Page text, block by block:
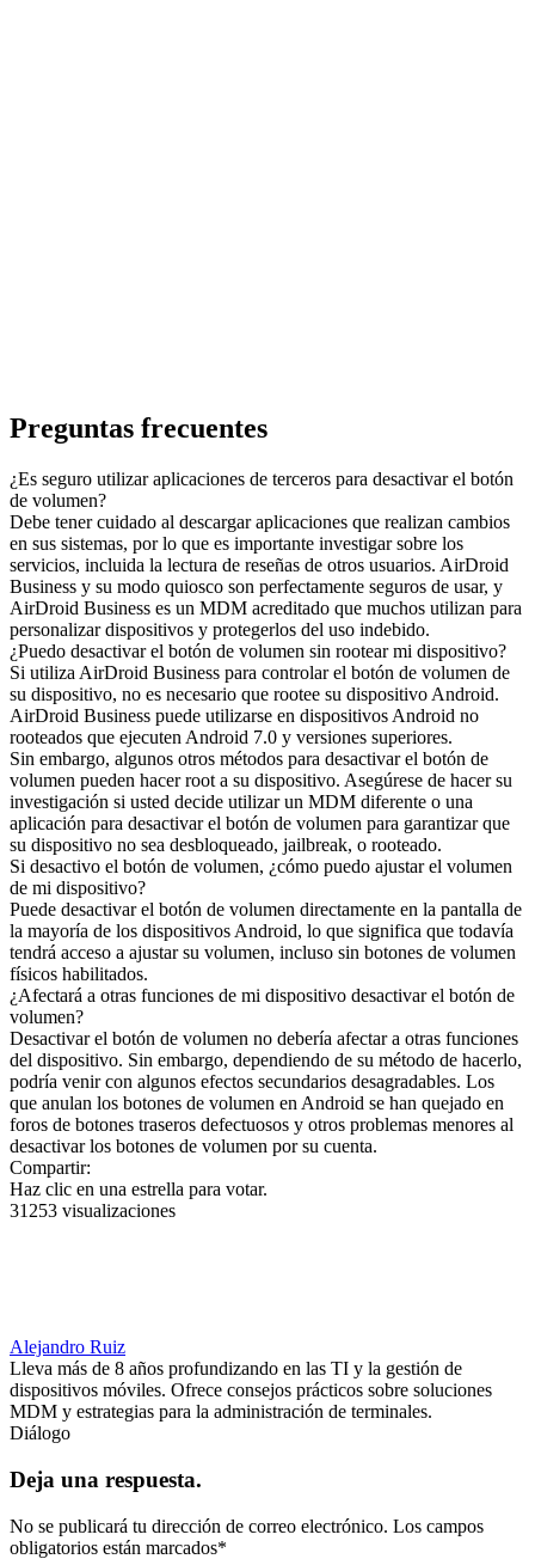
Preguntas frecuentes
¿Es seguro utilizar aplicaciones de terceros para desactivar el botón
de volumen?
Debe tener cuidado al descargar aplicaciones que realizan cambios
en sus sistemas, por lo que es importante investigar sobre los
servicios, incluida la lectura de reseñas de otros usuarios. AirDroid
Business y su modo quiosco son perfectamente seguros de usar, y
AirDroid Business es un MDM acreditado que muchos utilizan para
personalizar dispositivos y protegerlos del uso indebido.
¿Puedo desactivar el botón de volumen sin rootear mi dispositivo?
Si utiliza AirDroid Business para controlar el botón de volumen de
su dispositivo, no es necesario que rootee su dispositivo Android.
AirDroid Business puede utilizarse en dispositivos Android no
rooteados que ejecuten Android 7.0 y versiones superiores.
Sin embargo, algunos otros métodos para desactivar el botón de
volumen pueden hacer root a su dispositivo. Asegúrese de hacer su
investigación si usted decide utilizar un MDM diferente o una
aplicación para desactivar el botón de volumen para garantizar que
su dispositivo no sea desbloqueado, jailbreak, o rooteado.
Si desactivo el botón de volumen, ¿cómo puedo ajustar el volumen
de mi dispositivo?
Puede desactivar el botón de volumen directamente en la pantalla de
la mayoría de los dispositivos Android, lo que significa que todavía
tendrá acceso a ajustar su volumen, incluso sin botones de volumen
físicos habilitados.
¿Afectará a otras funciones de mi dispositivo desactivar el botón de
volumen?
Desactivar el botón de volumen no debería afectar a otras funciones
del dispositivo. Sin embargo, dependiendo de su método de hacerlo,
podría venir con algunos efectos secundarios desagradables. Los
que anulan los botones de volumen en Android se han quejado en
foros de botones traseros defectuosos y otros problemas menores al
desactivar los botones de volumen por su cuenta.
Compartir:
Haz clic en una estrella para votar.
31253 visualizaciones
Alejandro Ruiz
Lleva más de 8 años profundizando en las TI y la gestión de
dispositivos móviles. Ofrece consejos prácticos sobre soluciones
MDM y estrategias para la administración de terminales.
Diálogo
Deja una respuesta.
No se publicará tu dirección de correo electrónico. Los campos
obligatorios están marcados*